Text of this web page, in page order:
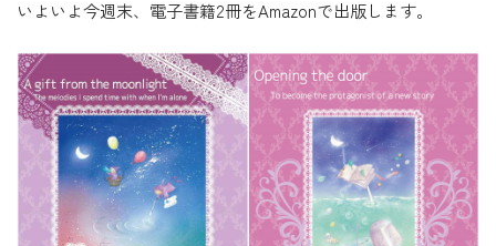
いよいよ今週末、電子書籍2冊をAmazonで出版します。